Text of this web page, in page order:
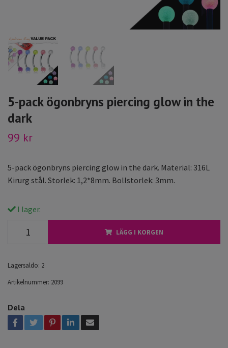
5-pack ögonbryns piercing glow in the
dark
99 kr
5-pack ögonbryns piercing glow in the dark. Material: 316L
Kirurg stål. Storlek: 1,2*8mm. Bollstorlek: 3mm.
I lager.
LÄGG I KORGEN
Lagersaldo: 2
Artikelnummer: 2099
Dela